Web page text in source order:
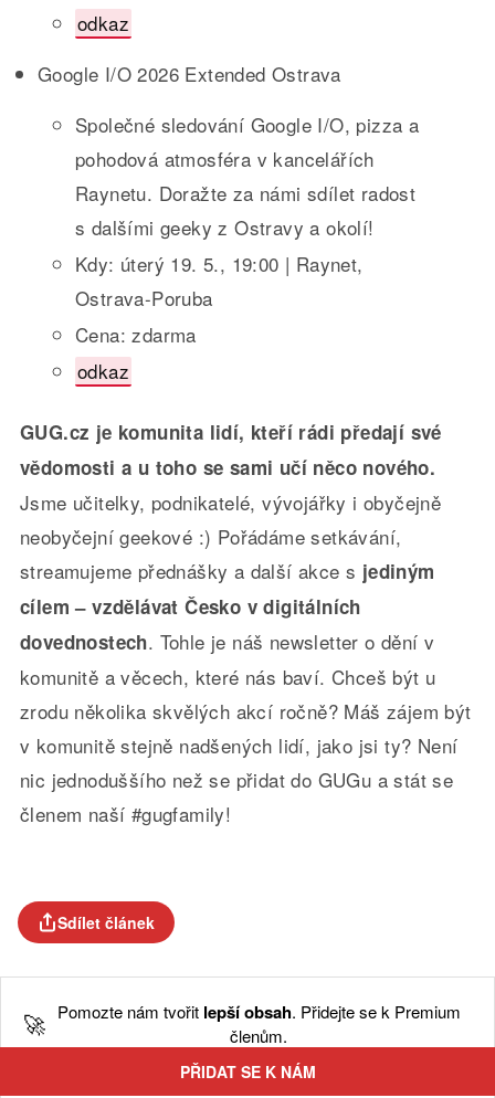
odkaz
Google I/O 2026 Extended Ostrava
Společné sledování Google I/O, pizza a
pohodová atmosféra v kancelářích
Raynetu. Doražte za námi sdílet radost
s dalšími geeky z Ostravy a okolí!
Kdy: úterý 19. 5., 19:00 | Raynet,
Ostrava-Poruba
Cena: zdarma
odkaz
GUG.cz je komunita lidí, kteří rádi předají své
vědomosti a u toho se sami učí něco nového.
Jsme učitelky, podnikatelé, vývojářky i obyčejně
neobyčejní geekové :) Pořádáme setkávání,
streamujeme přednášky a další akce s jediným
cílem – vzdělávat Česko v digitálních
dovednostech. Tohle je náš newsletter o dění v
komunitě a věcech, které nás baví. Chceš být u
zrodu několika skvělých akcí ročně? Máš zájem být
v komunitě stejně nadšených lidí, jako jsi ty? Není
nic jednoduššího než se přidat do GUGu a stát se
členem naší #gugfamily!
Sdílet článek
🚀 Pomozte nám tvořit lepší obsah. Přidejte se k Premium
členům.
PŘIDAT SE K NÁM